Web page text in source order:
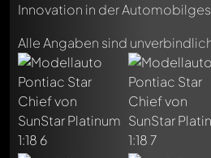
Innovation in der
Alle Angaben sind